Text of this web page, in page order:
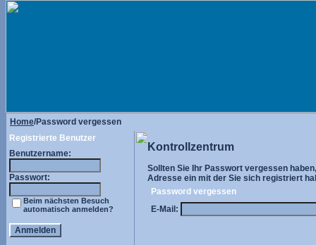
Home/Password vergessen
Registrierte Benutzer
Benutzername:
Passwort:
Beim nächsten Besuch
automatisch anmelden?
Kontrollzentrum
Sollten Sie Ihr Passwort vergessen
Adresse ein mit der Sie sich registriert
Password vergessen
E-Mail: